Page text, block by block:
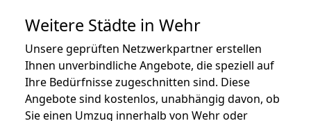
Weitere Städte in Wehr
Unsere geprüften Netzwerkpartner erstellen
Ihnen unverbindliche Angebote, die speziell auf
Ihre Bedürfnisse zugeschnitten sind. Diese
Angebote sind kostenlos, unabhängig davon, ob
Sie einen Umzug innerhalb von Wehr oder